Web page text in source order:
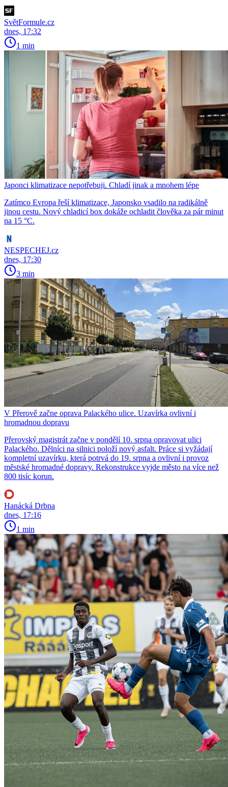
SvětFormule.cz
dnes, 17:32
1 min
Japonci klimatizace nepotřebuji. Chladí jinak a mnohem lépe
Zatímco Evropa řeší klimatizace, Japonsko vsadilo na radikálně
jinou cestu. Nový chladicí box dokáže ochladit člověka za pár minut
na 15 °C.
NESPECHEJ.cz
dnes, 17:30
3 min
V Přerově začne oprava Palackého ulice. Uzavírka ovlivní i
hromadnou dopravu
Přerovský magistrát začne v pondělí 10. srpna opravovat ulici
Palackého. Dělníci na silnici položí nový asfalt. Práce si vyžádají
kompletní uzavírku, která potrvá do 19. srpna a ovlivní i provoz
městské hromadné dopravy. Rekonstrukce vyjde město na více než
800 tisíc korun.
Hanácká Drbna
dnes, 17:16
1 min